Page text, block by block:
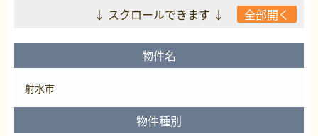
↓ スクロールできます ↓ 全部開く
物件名
射水市
物件種別